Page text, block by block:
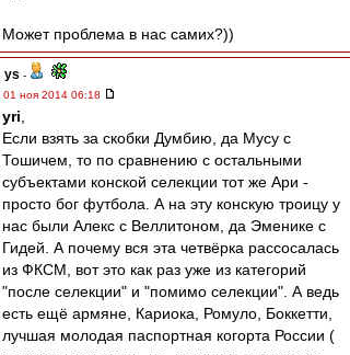
Может проблема в нас самих?))
ys -
01 ноя 2014 06:18
yri
Если взять за скобки Думбию, да Мусу с
Тошичем, то по сравнению с остальными
субъектами конской селекции тот же Ари -
просто бог футбола. А на эту конскую троицу у
нас были Алекс с Веллитоном, да Эменике с
Гидей. А почему вся эта четвёрка рассосалась
из ФКСМ, вот это как раз уже из категорий
"после селекции" и "помимо селекции". А ведь
есть ещё армяне, Кариока, Ромуло, Боккетти,
лучшая молодая паспортная когорта России (